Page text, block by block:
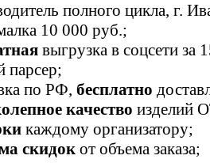
полного цикла, г.
10 000 руб.;
выгрузка в соцсети за
парсер;
по РФ, бесплатно
качество изделий
каждому организатору;
скидок от объема заказа;